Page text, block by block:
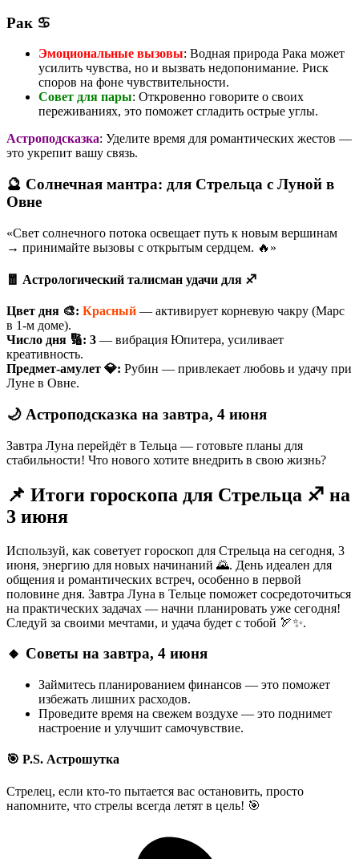
Рак ♋
Эмоциональные вызовы: Водная природа Рака может
усилить чувства, но и вызвать недопонимание. Риск
споров на фоне чувствительности.
Совет для пары: Откровенно говорите о своих
переживаниях, это поможет сгладить острые углы.
Астроподсказка: Уделите время для романтических жестов —
это укрепит вашу связь.
🔮 Солнечная мантра: для Стрельца с Луной в
Овне
«Свет солнечного потока освещает путь к новым вершинам
→ принимайте вызовы с открытым сердцем. 🔥»
🧧 Астрологический талисман удачи для ♐
Цвет дня 🎨: Красный — активирует корневую чакру (Марс
в 1-м доме).
Число дня 🔢: 3 — вибрация Юпитера, усиливает
креативность.
Предмет-амулет 💎: Рубин — привлекает любовь и удачу при
Луне в Овне.
🌙 Астроподсказка на завтра, 4 июня
Завтра Луна перейдёт в Тельца — готовьте планы для
стабильности! Что нового хотите внедрить в свою жизнь?
📌 Итоги гороскопа для Стрельца ♐ на
3 июня
Используй, как советует гороскоп для Стрельца на сегодня, 3
июня, энергию для новых начинаний 🌄. День идеален для
общения и романтических встреч, особенно в первой
половине дня. Завтра Луна в Тельце поможет сосредоточиться
на практических задачах — начни планировать уже сегодня!
Следуй за своими мечтами, и удача будет с тобой 🏹✨.
🔸 Советы на завтра, 4 июня
Займитесь планированием финансов — это поможет
избежать лишних расходов.
Проведите время на свежем воздухе — это поднимет
настроение и улучшит самочувствие.
🎯 P.S. Астрошутка
Стрелец, если кто-то пытается вас остановить, просто
напомните, что стрелы всегда летят в цель! 🎯